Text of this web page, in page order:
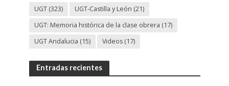
UGT(323) UGT-Castilla y León (21)
UGT: Memoria histórica de la clase obrera (17)
UGT Andalucia (15) Videos(17)
Entradas recientes